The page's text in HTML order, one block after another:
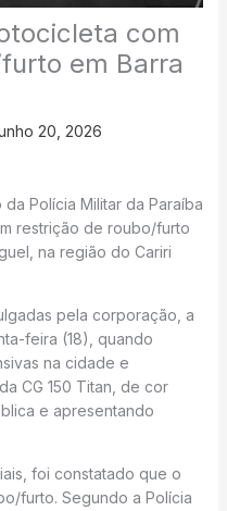
com
em Barra
20, 2026
da Polícia Militar da Paraíba
restrição de roubo/furto
na região do Cariri
pela corporação, a
feira (18), quando
na cidade e
CG 150 Titan, de cor
e apresentando
foi constatado que o
furto. Segundo a Polícia